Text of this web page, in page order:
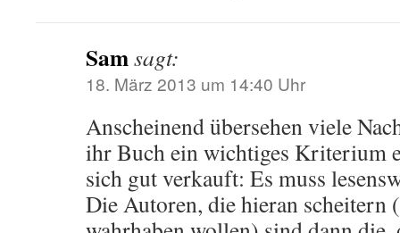
Samsagt:
18. März 2013 um 14:40 Uhr
Anscheinend übersehen viele
ihr Buch ein wichtiges Kriterium
sich gut verkauft: Es muss
Die Autoren, die hieran scheitern